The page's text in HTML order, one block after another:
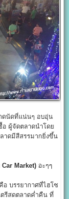
ดนัดที่แน่นๆ อบอุ่น
ผู้จัดตลาดนำโดย
าดมีสีสรรมากยิ่งขึ้น
Market) อะๆๆ
อ บรรยากาศที่ไฮโซ
รีสดตลาดค่ำคืน ที่